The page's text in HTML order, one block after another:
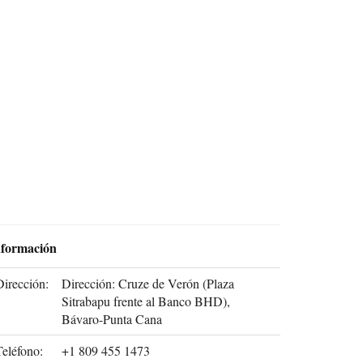
Dirección: Cruze de Verón (Plaza
Sitrabapu frente al Banco BHD),
Bávaro-Punta Cana
+1 809 455 1473